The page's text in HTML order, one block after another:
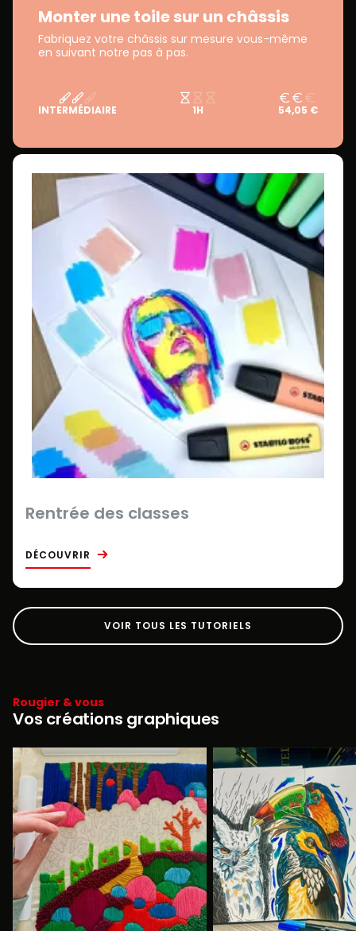
Monter une toile sur un châssis
Fabriquez votre châssis sur mesure vous-même
en suivant notre pas à pas.
INTERMÉDIAIRE 1H 54,05 €
Rentrée des classes
DÉCOUVRIR
VOIR TOUS LES TUTORIELS
Rougier & vous
Vos créations graphiques